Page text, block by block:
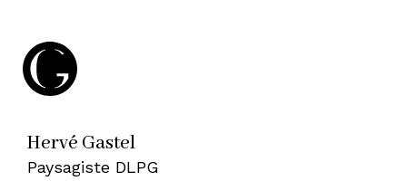
Hervé Gastel
Paysagiste DLPG